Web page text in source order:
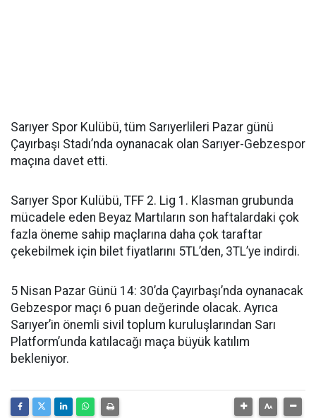
Sarıyer Spor Kulübü, tüm Sarıyerlileri Pazar günü
Çayırbaşı Stadı’nda oynanacak olan Sarıyer-Gebzespor
maçına davet etti.
Sarıyer Spor Kulübü, TFF 2. Lig 1. Klasman grubunda
mücadele eden Beyaz Martıların son haftalardaki çok
fazla öneme sahip maçlarına daha çok taraftar
çekebilmek için bilet fiyatlarını 5TL’den, 3TL’ye indirdi.
5 Nisan Pazar Günü 14: 30’da Çayırbaşı’nda oynanacak
Gebzespor maçı 6 puan değerinde olacak. Ayrıca
Sarıyer’in önemli sivil toplum kuruluşlarından Sarı
Platform’unda katılacağı maça büyük katılım
bekleniyor.